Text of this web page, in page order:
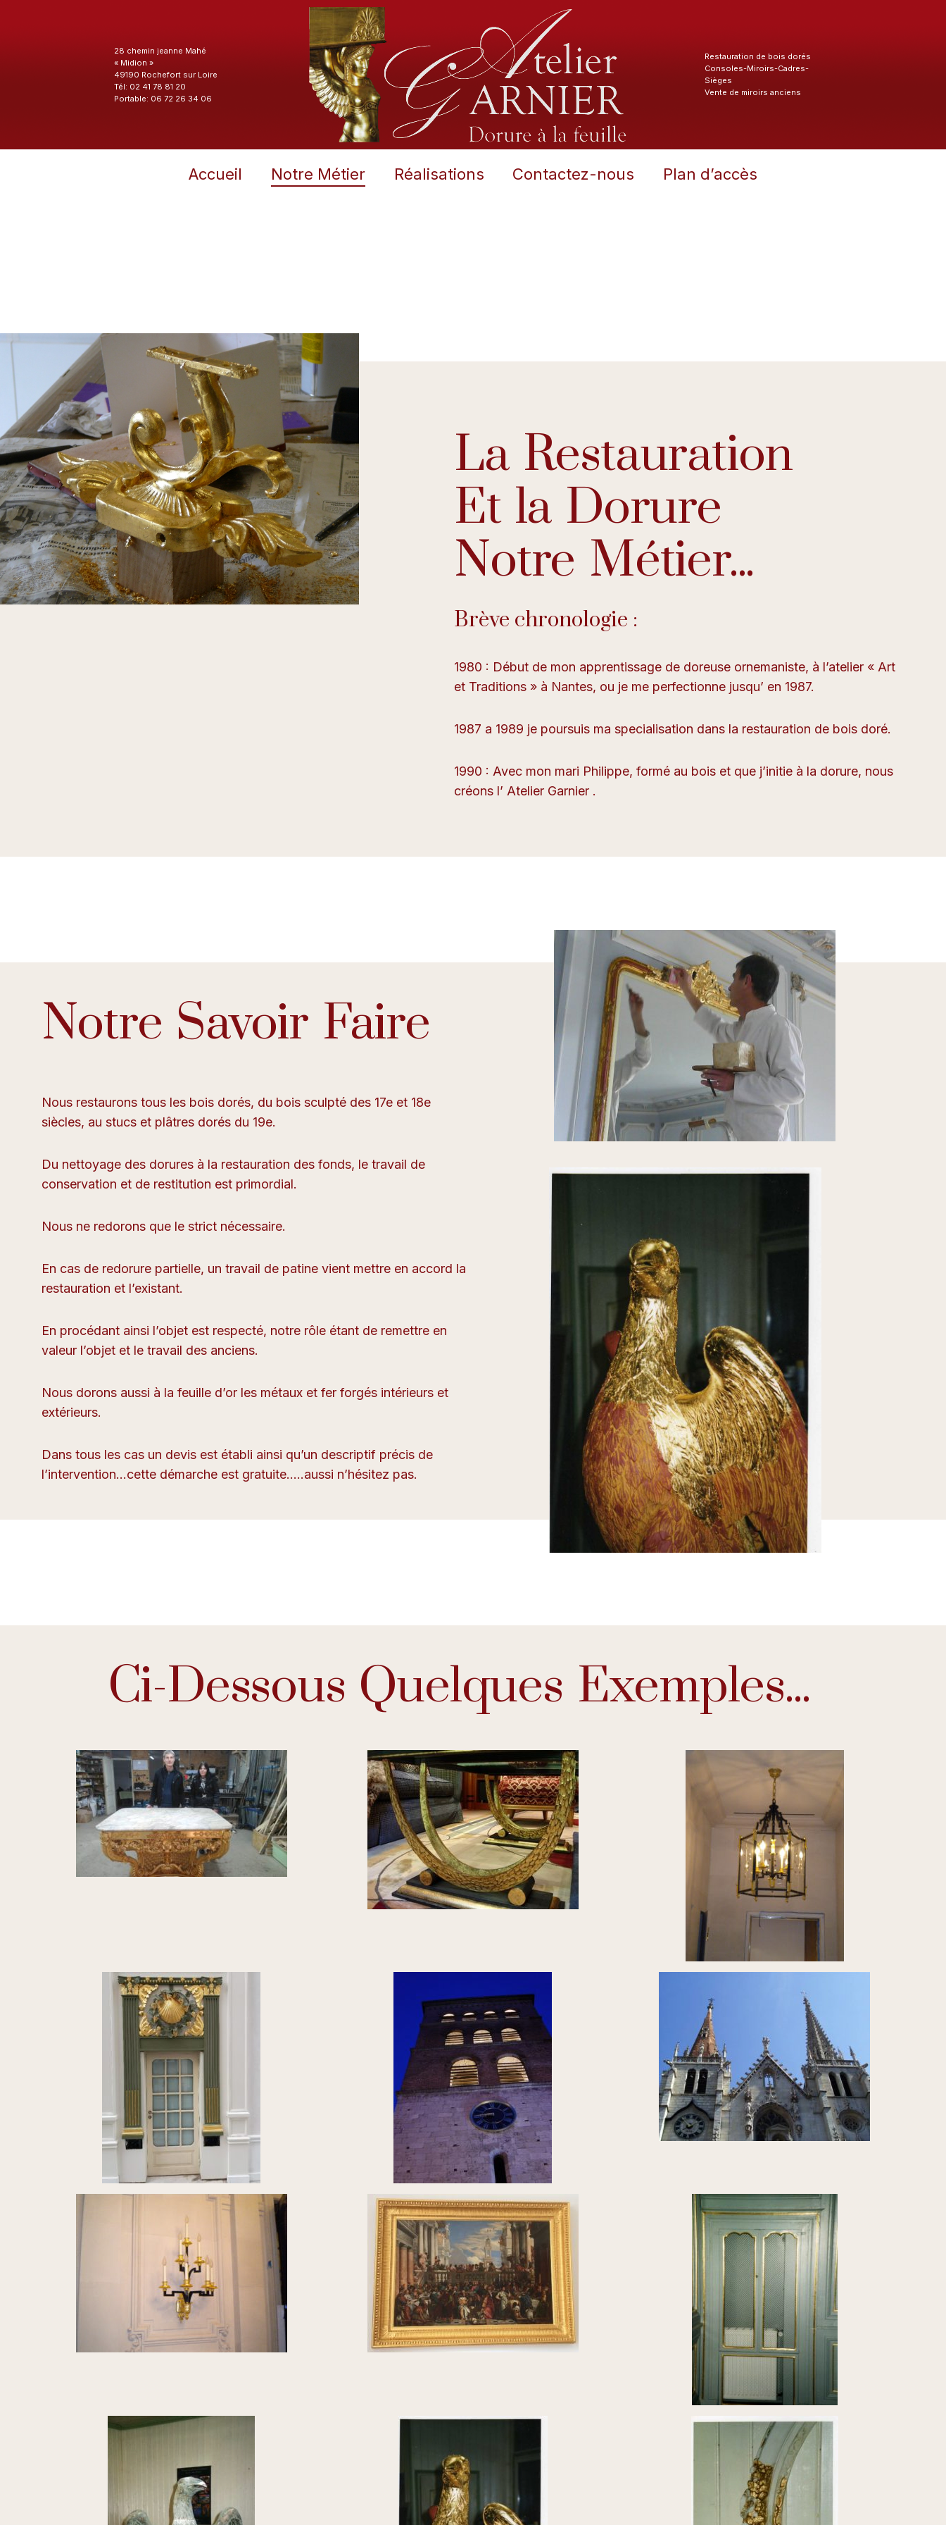
Accueil Notre Métier Réalisations Contactez-nous Plan d’accès
28 chemin jeanne Mahé
« Midion »
49190 Rochefort sur Loire
Tél: 02 41 78 81 20
Portable: 06 72 26 34 06
Restauration de bois dorés
Consoles-Miroirs-Cadres-
Sièges
Vente de miroirs anciens
La Restauration
Et la Dorure
Notre Métier...
Brève chronologie :
1980 : Début de mon apprentissage de doreuse ornemaniste, à l’atelier « Art
et Traditions » à Nantes, ou je me perfectionne jusqu’ en 1987.
1987 a 1989 je poursuis ma specialisation dans la restauration de bois doré.
1990 : Avec mon mari Philippe, formé au bois et que j’initie à la dorure, nous
créons l’ Atelier Garnier .
Notre Savoir Faire
Nous restaurons tous les bois dorés, du bois sculpté des 17e et 18e
siècles, au stucs et plâtres dorés du 19e.
Du nettoyage des dorures à la restauration des fonds, le travail de
conservation et de restitution est primordial.
Nous ne redorons que le strict nécessaire.
En cas de redorure partielle, un travail de patine vient mettre en accord la
restauration et l’existant.
En procédant ainsi l’objet est respecté, notre rôle étant de remettre en
valeur l’objet et le travail des anciens.
Nous dorons aussi à la feuille d’or les métaux et fer forgés intérieurs et
extérieurs.
Dans tous les cas un devis est établi ainsi qu’un descriptif précis de
l’intervention…cette démarche est gratuite…..aussi n’hésitez pas.
Ci-Dessous Quelques Exemples...